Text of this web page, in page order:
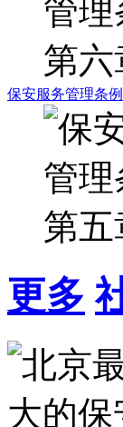
保安服务管理条
更多